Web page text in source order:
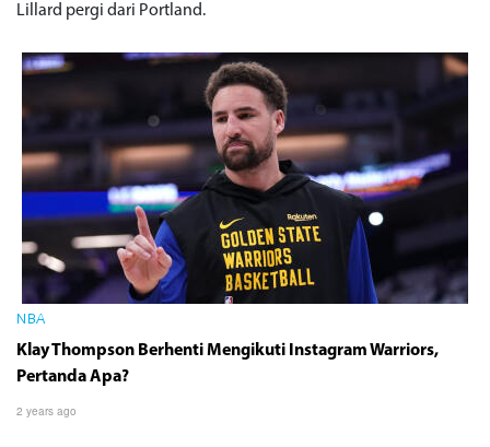
Lillard pergi dari Portland.
NBA
Klay Thompson Berhenti Mengikuti Instagram Warriors,
Pertanda Apa?
2 years ago